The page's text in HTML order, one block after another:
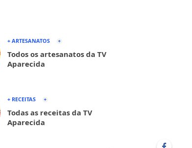
+ ARTESANATOS
Todos os artesanatos da TV
Aparecida
+ RECEITAS
Todas as receitas da TV
Aparecida